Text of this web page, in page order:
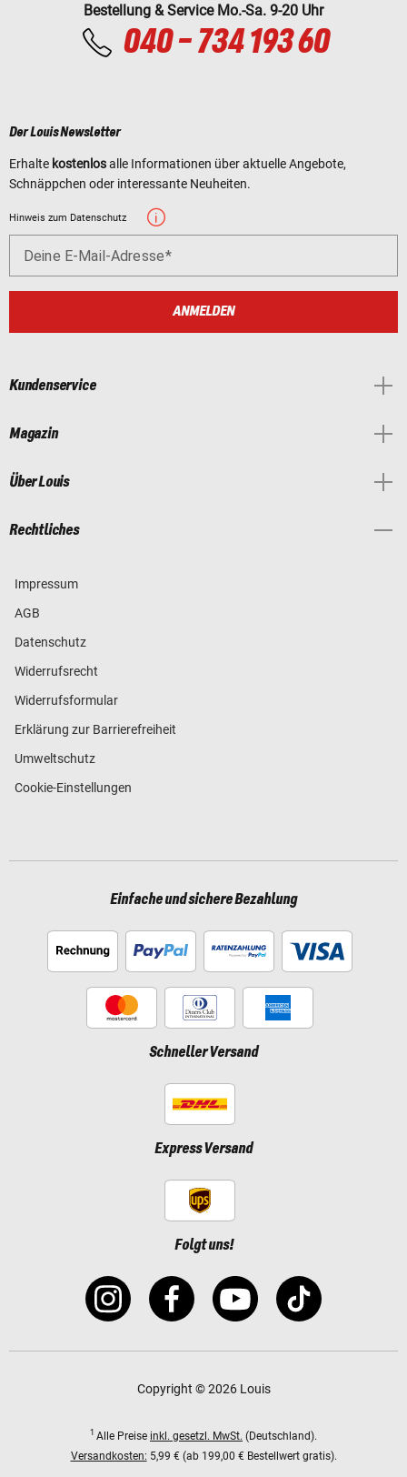
Bestellung & Service Mo.-Sa. 9-20 Uhr
040 - 734 193 60
Der Louis Newsletter
Erhalte kostenlosalle Informationen über aktuelle Angebote,
Schnäppchen oder interessante Neuheiten.
Hinweis zum Datenschutz
Deine E-Mail-Adresse
ANMELDEN
Kundenservice
Magazin
Über Louis
Rechtliches
Impressum
AGB
Datenschutz
Widerrufsrecht
Widerrufsformular
Erklärung zur Barrierefreiheit
Umweltschutz
Cookie-Einstellungen
Einfache und sichere Bezahlung
Schneller Versand
Express Versand
Folgt uns!
Copyright © 2026 Louis
1 Alle Preise inkl. gesetzl. MwSt. (Deutschland).
Versandkosten: 5,99 € (ab 199,00 € Bestellwert gratis).